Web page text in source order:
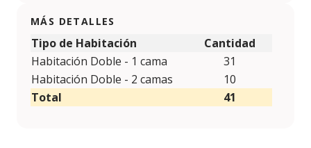
MÁS DETALLES
Tipo de Habitación
Cantidad
Habitación Doble - 1 cama
31
Habitación Doble - 2 camas
10
Total
41